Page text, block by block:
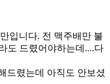
입니다. 전 맥주배만 불
도 드렸어야하는데....다
드렸는데 아직도 안보셨